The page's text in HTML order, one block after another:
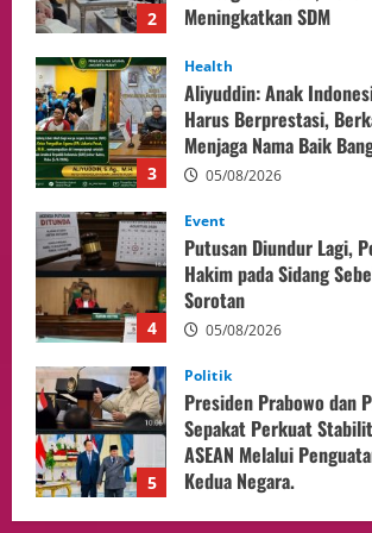
3 05/08/2026
4
Event
Putusan Diundur Lagi,
Hakim pada Sidang
Sorotan
05/08/2026
5
Politik
Presiden Prabowo dan
Sepakat Perkuat
ASEAN Melalui
Kedua Negara.
1
Culture
Pengadilan Agama
Selesaikan 25 Perkara
WNI di Johor Bahru
06/08/2026